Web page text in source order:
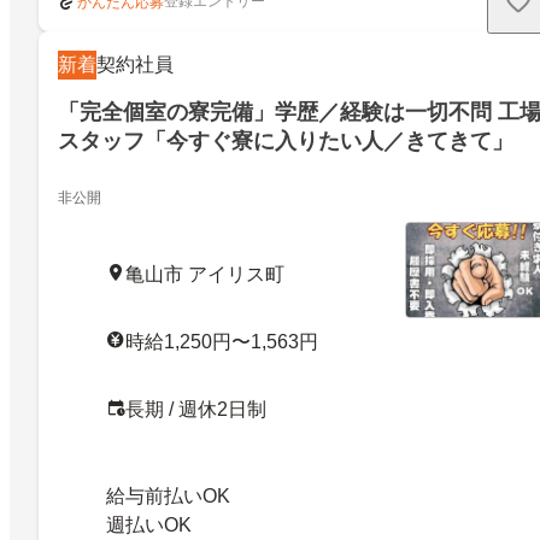
新着契約社員
「完全個室の寮完備」学歴／経験は一切不問 工場
スタッフ「今すぐ寮に入りたい人／きてきて」
非公開
亀山市 アイリス町
時給1,250円〜1,563円
長期 / 週休2日制
給与前払いOK
週払いOK